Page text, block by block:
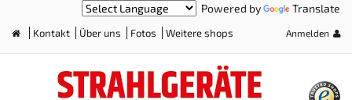
Powered by Translate
Kontakt Über uns Fotos Weitere shops Anmelden